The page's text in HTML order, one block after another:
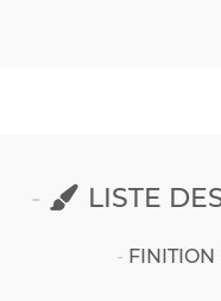
LISTE
FINITION